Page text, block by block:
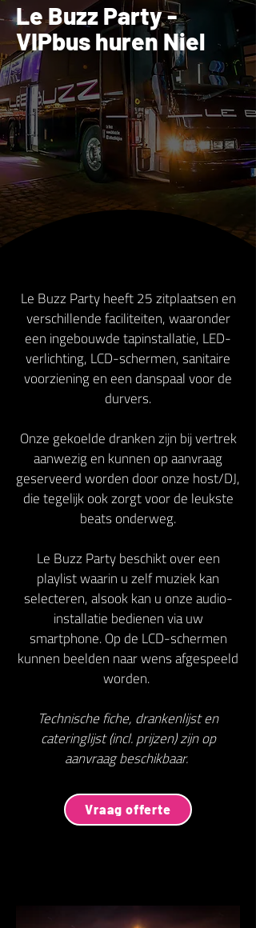
Le Buzz Party -
VIPbus huren Niel
Le Buzz Party heeft 25 zitplaatsen en
verschillende faciliteiten, waaronder
een ingebouwde tapinstallatie, LED-
verlichting, LCD-schermen, sanitaire
voorziening en een danspaal voor de
durvers.
Onze gekoelde dranken zijn bij vertrek
aanwezig en kunnen op aanvraag
geserveerd worden door onze host/DJ,
die tegelijk ook zorgt voor de leukste
beats onderweg.
Le Buzz Party beschikt over een
playlist waarin u zelf muziek kan
selecteren, alsook kan u onze audio-
installatie bedienen via uw
smartphone. Op de LCD-schermen
kunnen beelden naar wens afgespeeld
worden.
Technische fiche, drankenlijst en
cateringlijst (incl. prijzen) zijn op
aanvraag beschikbaar.
Vraag offerte